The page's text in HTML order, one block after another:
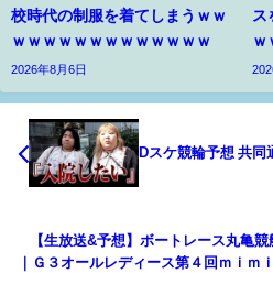
校時代の制服を着てしまうｗｗ
ｗｗｗｗｗｗｗｗｗｗｗｗｗ
2026年8月6日
ス
ｗ
Dスケ競輪予想 共同
【生放送&予想】ボートレース丸亀
｜Ｇ３オールレディース第４回ｍｉｍ